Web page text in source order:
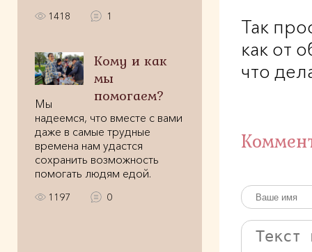
1418 1
Кому и как
мы
помогаем?
Мы
надеемся, что вместе с вами
даже в самые трудные
времена нам удастся
сохранить возможность
помогать людям едой.
1197 0
Так
как от
что